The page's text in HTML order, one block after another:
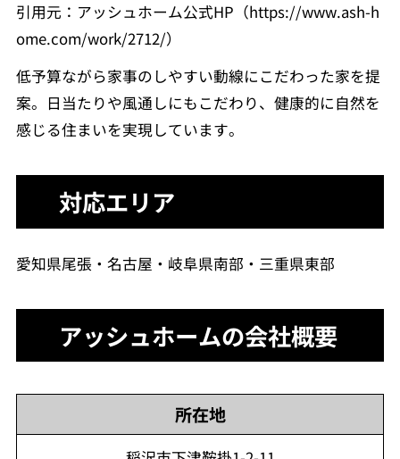
引用元：アッシュホーム公式HP（https://www.ash-h
ome.com/work/2712/）
低予算ながら家事のしやすい動線にこだわった家を提
案。日当たりや風通しにもこだわり、健康的に自然を
感じる住まいを実現しています。
対応エリア
愛知県尾張・名古屋・岐阜県南部・三重県東部
アッシュホームの会社概要
所在地